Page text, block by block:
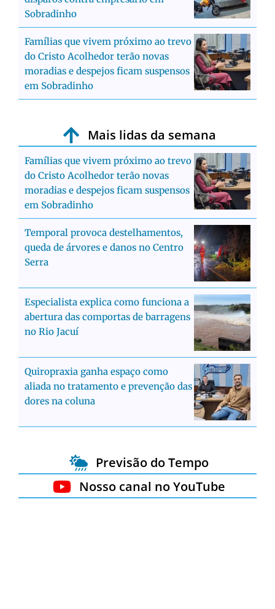
Sobradinho
Famílias que vivem próximo ao trevo
do Cristo Acolhedor terão novas
moradias e despejos ficam suspensos
em Sobradinho
Mais lidas da semana
Famílias que vivem próximo ao trevo
do Cristo Acolhedor terão novas
moradias e despejos ficam suspensos
em Sobradinho
Temporal provoca destelhamentos,
queda de árvores e danos no Centro
Serra
Especialista explica como funciona a
abertura das comportas de barragens
no Rio Jacuí
Quiropraxia ganha espaço como
aliada no tratamento e prevenção das
dores na coluna
Previsão do Tempo
Nosso canal no YouTube